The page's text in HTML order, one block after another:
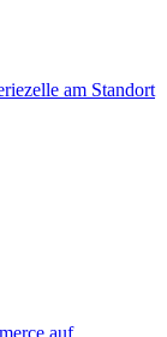
am Standort
auf